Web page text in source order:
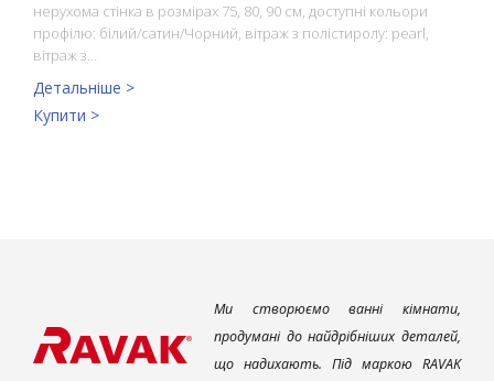
нерухома стінка в розмірах 75, 80, 90 см, доступні кольори
профілю: білий/сатин/Чорний, вітраж з полістиролу: pearl,
вітраж з…
Детальніше >
Купити >
Ми створюємо ванні кімнати,
продумані до найдрібніших деталей,
що надихають. Під маркою RAVAK